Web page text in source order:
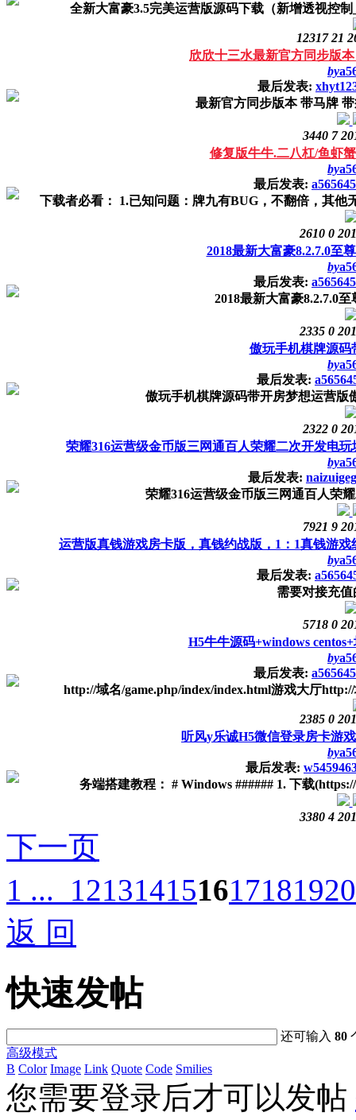
全新大富豪3.5完美运营版源码下载（新增透视控
12317 21
欣欣十三水最新官方同步版
by
最后发表:
最新官方同步版本 带马牌
3440 7
修复版牛牛.二八杠/鱼虾
by
最后发表:
下载者必看： 1.已知问题：牌九有BUG，不翻倍，其
2610 0
2018最新大富豪8.2.7.0至
by
最后发表:
2018最新大富豪8.2.7.0
2335 0
傲玩手机棋牌源码
by
最后发表:
傲玩手机棋牌源码带开房梦想运营版
2322 0
荣耀316运营级金币版三网通百人荣耀二次开发电
by
最后发表:
荣耀316运营级金币版三网通百人荣
7921 9
运营版真钱游戏房卡版，真钱约战版，1：1真钱游
by
最后发表:
需要对接充
5718 0
H5牛牛源码+windows
by
最后发表:
http://域名/game.php/index/index.html游戏大厅
2385 0
听风y乐诚H5微信登录房卡游
by
最后发表:
务端搭建教程： # Windows ###### 1. 下载
3380 4
下一页
1 ... 121314151617181920
返 回
快速发帖
还可输入80
高级模式
B Color Image Link Quote Code Smilies
您需要登录后才可以发帖